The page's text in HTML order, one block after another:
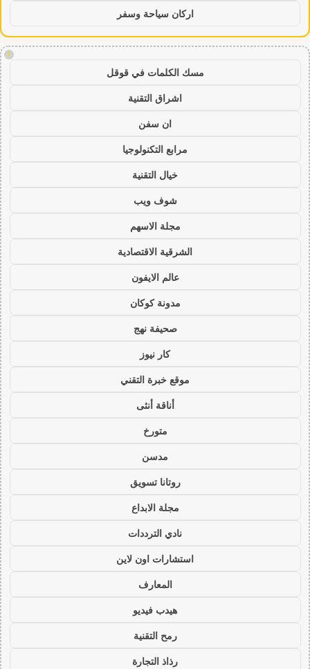
اركان سياحة وسفر
!
مسك الكلمات في قوقل
اشراق التقنية
ان سفن
مرابع التكنولوجيا
خيال التقنية
شوف ويب
مجلة الاسهم
الشرقية الاقتصادية
عالم الايفون
مدونة كوكان
صحيفة نهج
كار نيوز
موقع خبرة التقني
أناقة أنثى
متورخ
مدسن
روتانا تسويق
مجلة الابداع
نادي الترددات
استشارات اون لاين
المعارف
هيدب فيديو
رمح التقنية
رذاذ التجارة